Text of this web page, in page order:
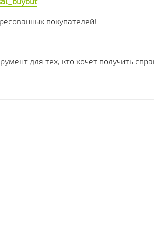
покупателей!
для тех, кто хочет получить